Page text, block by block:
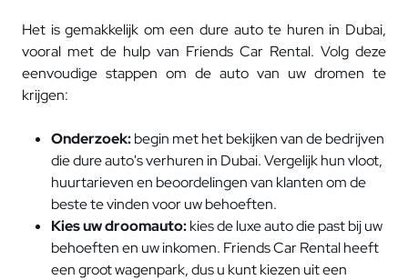
Het is gemakkelijk om een ​​dure auto te huren in Dubai,
vooral met de hulp van Friends Car Rental. Volg deze
eenvoudige stappen om de auto van uw dromen te
krijgen:
Onderzoek:begin met het bekijken van de bedrijven
die dure auto's verhuren in Dubai. Vergelijk hun vloot,
huurtarieven en beoordelingen van klanten om de
beste te vinden voor uw behoeften.
Kies uw droomauto:kies de luxe auto die past bij uw
behoeften en uw inkomen. Friends Car Rental heeft
een groot wagenpark, dus u kunt kiezen uit een